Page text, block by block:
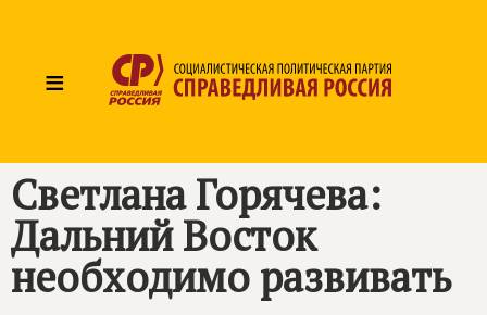
≡
Светлана Горячева:
Дальний Восток
необходимо развивать